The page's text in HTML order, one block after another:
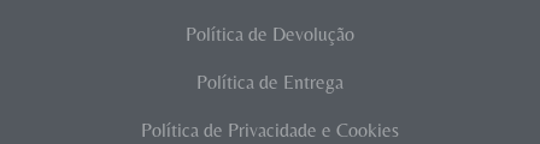
Política de Devolução
Política de Entrega
Política de Privacidade e Cookies